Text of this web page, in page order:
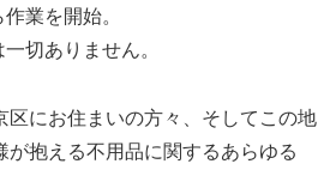
業を開始。
切ありません。
区にお住まいの方々、そしてこの地
が抱える不用品に関するあらゆる